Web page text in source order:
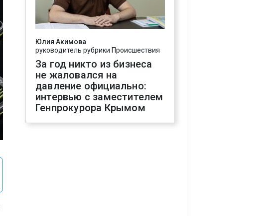
Юлия Акимова
руководитель рубрики Происшествия
За год никто из бизнеса
не жаловался на
давление официально:
интервью с заместителем
Генпрокурора Крымом